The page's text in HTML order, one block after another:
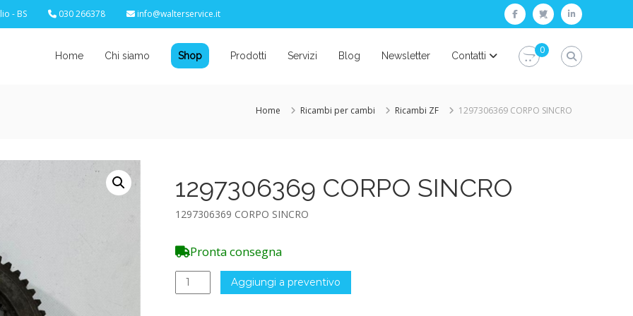
- BS 030 266378 info@walterservice.it facebooktwitterlinkedin
Home Chi siamo Shop Prodotti Servizi Blog Newsletter Contatti
0
Home Ricambi per cambi Ricambi ZF 1297306369 CORPO SINCRO
1297306369 CORPO SINCRO
1297306369 CORPO SINCRO
Pronta consegna
1297306369
CORPO
Aggiungi a preventivo